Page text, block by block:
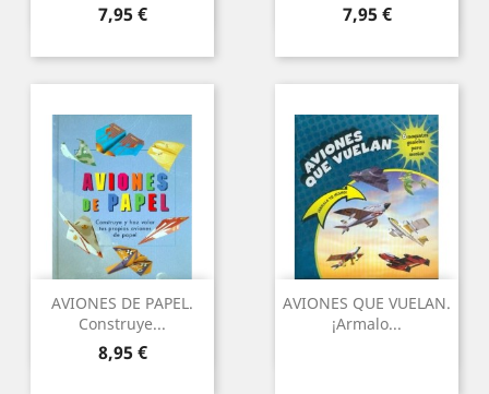
Precio
7,95 € Precio
7,95 €
AVIONES DE PAPEL.
Construye...
Precio
8,95 €
AVIONES QUE VUELAN.
¡Armalo...